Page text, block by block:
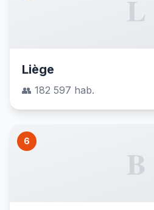
L
Liège
👥 182 597 hab.
6
B